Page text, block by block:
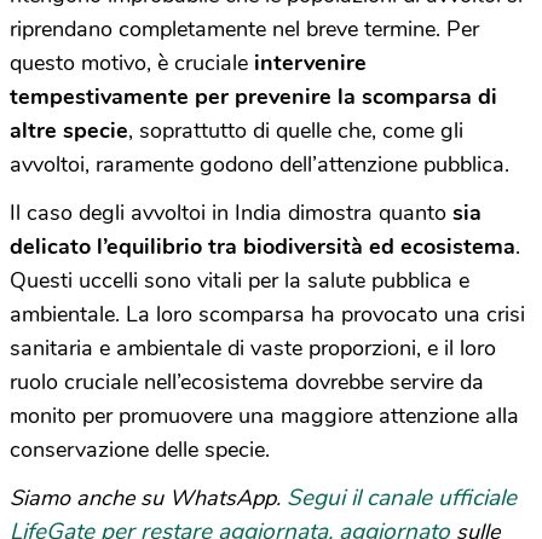
riprendano completamente nel breve termine. Per
questo motivo, è cruciale intervenire
tempestivamente per prevenire la scomparsa di
altre specie, soprattutto di quelle che, come gli
avvoltoi, raramente godono dell’attenzione pubblica.
Il caso degli avvoltoi in India dimostra quanto sia
delicato l’equilibrio tra biodiversità ed ecosistema.
Questi uccelli sono vitali per la salute pubblica e
ambientale. La loro scomparsa ha provocato una crisi
sanitaria e ambientale di vaste proporzioni, e il loro
ruolo cruciale nell’ecosistema dovrebbe servire da
monito per promuovere una maggiore attenzione alla
conservazione delle specie.
Siamo anche su WhatsApp. Segui il canale ufficiale
LifeGate per restare aggiornata, aggiornato sulle